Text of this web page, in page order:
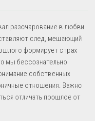
разочарование в любви
след, мешающий
формирует страх
мы бессознательно
собственных
отношения. Важно
отличать прошлое от